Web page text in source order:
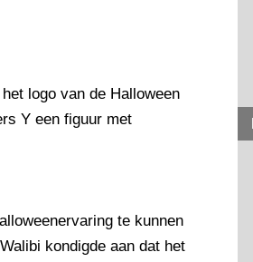
logo van de Halloween
Y een figuur met
te kunnen
kondigde aan dat het